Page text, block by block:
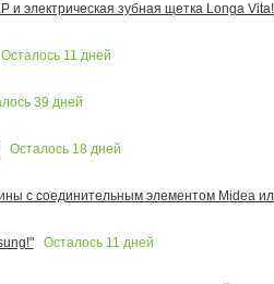
и электрическая зубная щетка Longa
Осталось 11 дней
39 дней
Осталось 18дней
с соединительным элементом Midea
Осталось 11 дней